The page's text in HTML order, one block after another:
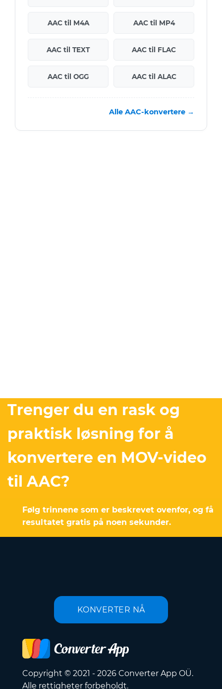
AAC til M4A AAC til MP4
AAC til TEXT AAC til FLAC
AAC til OGG AAC til ALAC
Alle AAC-konvertere →
Trenger du en rask og
praktisk løsning for å
konvertere en MOV-video
til AAC?
Følg trinnene som er beskrevet ovenfor, og få
resultatet gratis på noen sekunder.
KONVERTER NÅ
Copyright © 2021 - 2026 Converter App OÜ.
Alle rettigheter forbeholdt.